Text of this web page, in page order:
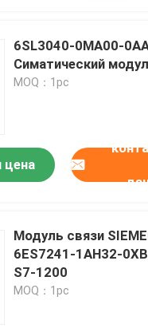
6SL3040-0MA00-
Симатический
MOQ：1pc
цена
Модуль связи
6ES7241-1AH32-
S7-1200
MOQ：1pc